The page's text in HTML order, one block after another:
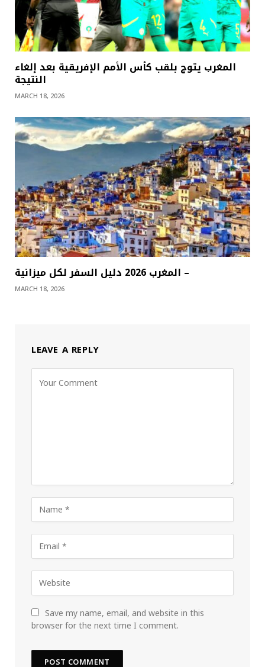
المغرب يتوج بلقب كأس الأمم الإفريقية بعد إلغاء
النتيجة
MARCH 18, 2026
المغرب 2026 دليل السفر لكل ميزانية –
MARCH 18, 2026
LEAVE A REPLY
Save my name, email, and website in this
browser for the next time I comment.